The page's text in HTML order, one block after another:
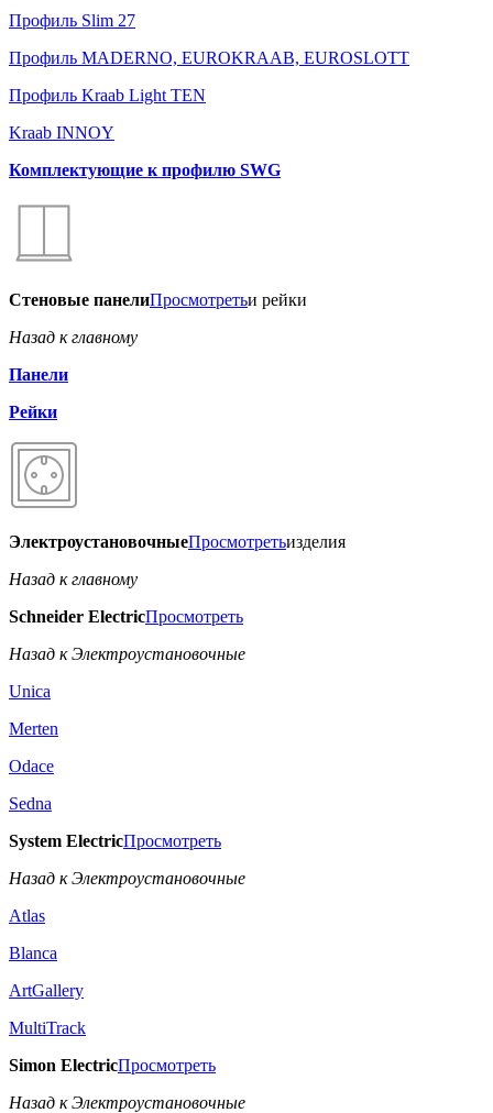
Профиль Slim 27
Профиль MADERNO, EUROKRAAB, EUROSLOTT
Профиль Kraab Light TEN
Kraab INNOY
Комплектующие к профилю SWG
Стеновые панелиПросмотретьи рейки
Назад к главному
Панели
Рейки
ЭлектроустановочныеПросмотретьизделия
Назад к главному
Schneider ElectricПросмотреть
Назад к Электроустановочные
Unica
Merten
Odace
Sedna
System ElectricПросмотреть
Назад к Электроустановочные
Atlas
Blanca
ArtGallery
MultiTrack
Simon ElectricПросмотреть
Назад к Электроустановочные